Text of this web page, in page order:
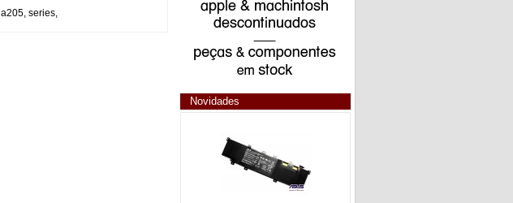
a205, series,
Novidades